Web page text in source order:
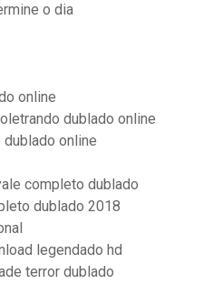
o dia
online
dublado online
online
completo dublado
dublado 2018
legendado hd
terror dublado